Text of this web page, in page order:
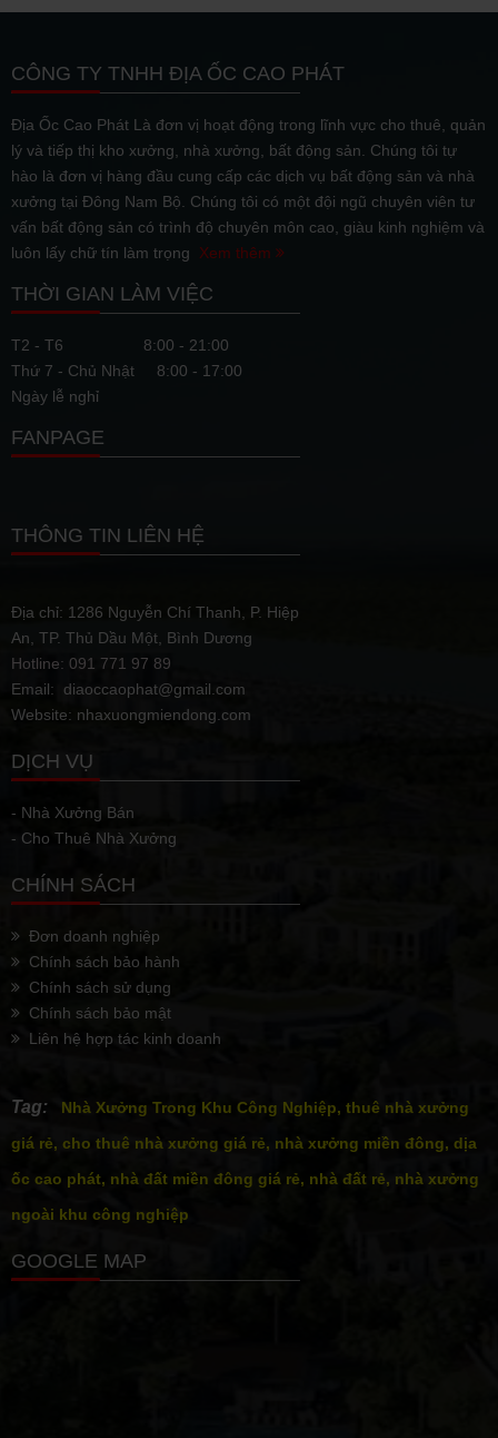
CÔNG TY TNHH ĐỊA ỐC CAO PHÁT
Địa Ốc Cao Phát Là đơn vị hoạt động trong lĩnh vực cho thuê, quản
lý và tiếp thị kho xưởng, nhà xưởng, bất động sản. Chúng tôi tự
hào là đơn vị hàng đầu cung cấp các dịch vụ bất động sản và nhà
xưởng tại Đông Nam Bộ. Chúng tôi có một đội ngũ chuyên viên tư
vấn bất động sản có trình độ chuyên môn cao, giàu kinh nghiệm và
luôn lấy chữ tín làm trọng Xem thêm
THỜI GIAN LÀM VIỆC
T2 - T6
8:00 - 21:00
Thứ 7 - Chủ Nhật
8:00 - 17:00
Ngày lễ nghỉ
FANPAGE
THÔNG TIN LIÊN HỆ
Địa chỉ: 1286 Nguyễn Chí Thanh, P. Hiệp
An, TP. Thủ Dầu Một, Bình Dương
Hotline: 091 771 97 89
Email: diaoccaophat@gmail.com
Website: nhaxuongmiendong.com
DỊCH VỤ
- Nhà Xưởng Bán
- Cho Thuê Nhà Xưởng
CHÍNH SÁCH
Đơn doanh nghiệp
Chính sách bảo hành
Chính sách sử dụng
Chính sách bảo mật
Liên hệ hợp tác kinh doanh
Tag:
Nhà Xưởng Trong Khu Công Nghiệp, thuê nhà xưởng
giá rẻ, cho thuê nhà xưởng giá rẻ, nhà xưởng miền đông, dịa
ốc cao phát, nhà đất miền đông giá rẻ, nhà đất rẻ, nhà xưởng
ngoài khu công nghiệp
GOOGLE MAP